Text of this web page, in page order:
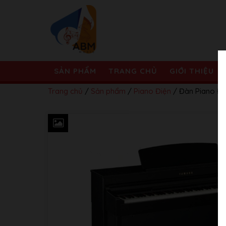
SẢN PHẨM TRANG CHỦ GIỚI THIỆU
Trang chủ / Sản phẩm / Piano Điện / Đàn Piano